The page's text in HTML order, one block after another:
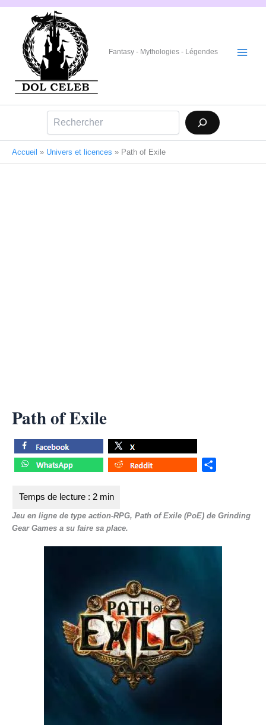
Aller
Fantasy - Mythologies - Légendes
Accueil » Univers et licences » Path of Exile
Path of Exile
e
Jeu en ligne de type action-RPG, Path of Exile (PoE) de Grinding
Gear Games a su faire sa place.